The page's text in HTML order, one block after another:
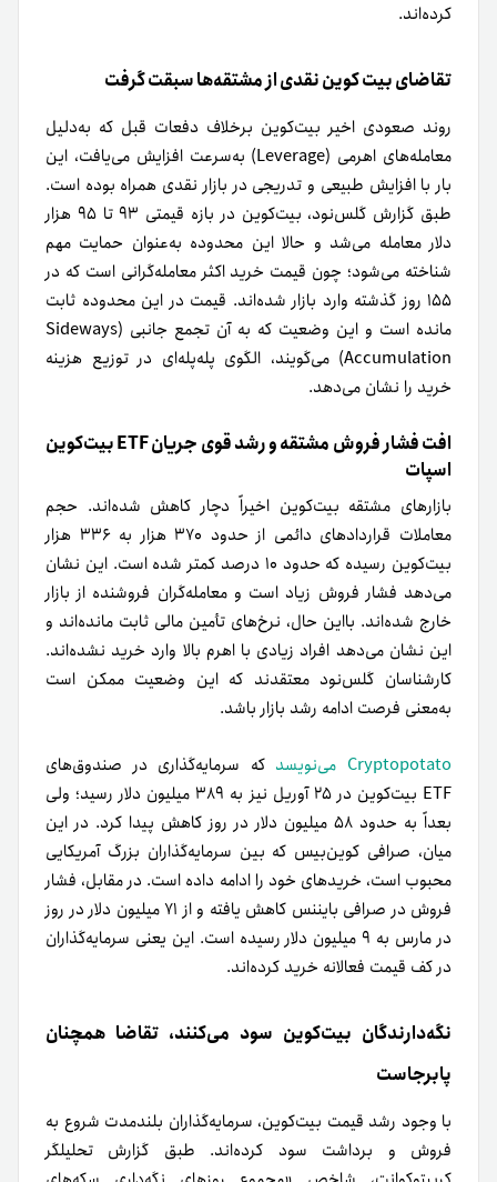
کرده‌اند.
تقاضای بیت کوین نقدی از مشتقه‌ها سبقت گرفت
روند صعودی اخیر بیت‌کوین برخلاف دفعات قبل که به‌دلیل
معامله‌های اهرمی (Leverage) به‌سرعت افزایش می‌یافت، این
بار با افزایش طبیعی و تدریجی در بازار نقدی همراه بوده است.
طبق گزارش گلس‌نود، بیت‌کوین در بازه قیمتی ۹۳ تا ۹۵ هزار
دلار معامله می‌شد و حالا این محدوده به‌عنوان حمایت مهم
شناخته می‌شود؛ چون قیمت خرید اکثر معامله‌گرانی است که در
۱۵۵ روز گذشته وارد بازار شده‌اند. قیمت در این محدوده ثابت
مانده است و این وضعیت که به آن تجمع جانبی (Sideways
Accumulation) می‌گویند، الگوی پله‌پله‌ای در توزیع هزینه
خرید را نشان می‌دهد.
افت فشار فروش مشتقه و رشد قوی جریان ETF بیت‌کوین
اسپات
بازارهای مشتقه بیت‌کوین اخیراً دچار کاهش شده‌اند. حجم
معاملات قراردادهای دائمی از حدود ۳۷۰ هزار به ۳۳۶ هزار
بیت‌کوین رسیده که حدود ۱۰ درصد کمتر شده است. این نشان
می‌دهد فشار فروش زیاد است و معامله‌گران فروشنده از بازار
خارج شده‌اند. بااین حال، نرخ‌های تأمین مالی ثابت مانده‌اند و
این نشان می‌دهد افراد زیادی با اهرم بالا وارد خرید نشده‌اند.
کارشناسان گلس‌نود معتقدند که این وضعیت ممکن است
به‌معنی فرصت ادامه رشد بازار باشد.
Cryptopotato می‌نویسد
که سرمایه‌گذاری در صندوق‌های
ETF بیت‌کوین در ۲۵ آوریل نیز به ۳۸۹ میلیون دلار رسید؛ ولی
بعداً به حدود ۵۸ میلیون دلار در روز کاهش پیدا کرد. در این
میان، صرافی کوین‌بیس که بین سرمایه‌گذاران بزرگ آمریکایی
محبوب است، خریدهای خود را ادامه داده است. در مقابل، فشار
فروش در صرافی بایننس کاهش یافته و از ۷۱ میلیون دلار در روز
در مارس به ۹ میلیون دلار رسیده است. این یعنی سرمایه‌گذاران
در کف قیمت فعالانه خرید کرده‌اند.
نگه‌دارندگان بیت‌کوین سود می‌کنند، تقاضا همچنان
پابرجاست
با وجود رشد قیمت بیت‌کوین، سرمایه‌گذاران بلندمدت شروع به
فروش و برداشت سود کرده‌اند. طبق گزارش تحلیلگر